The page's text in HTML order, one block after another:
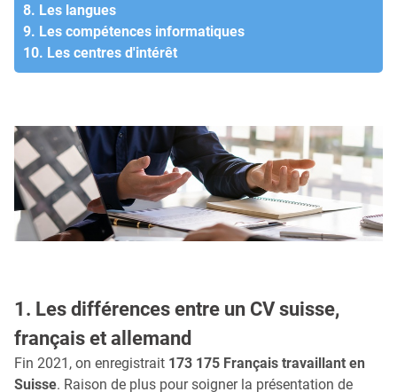
8. Les langues
9. Les compétences informatiques
10. Les centres d'intérêt
1. Les différences entre un CV suisse,
français et allemand
Fin 2021, on enregistrait 173 175 Français travaillant en
Suisse. Raison de plus pour soigner la présentation de